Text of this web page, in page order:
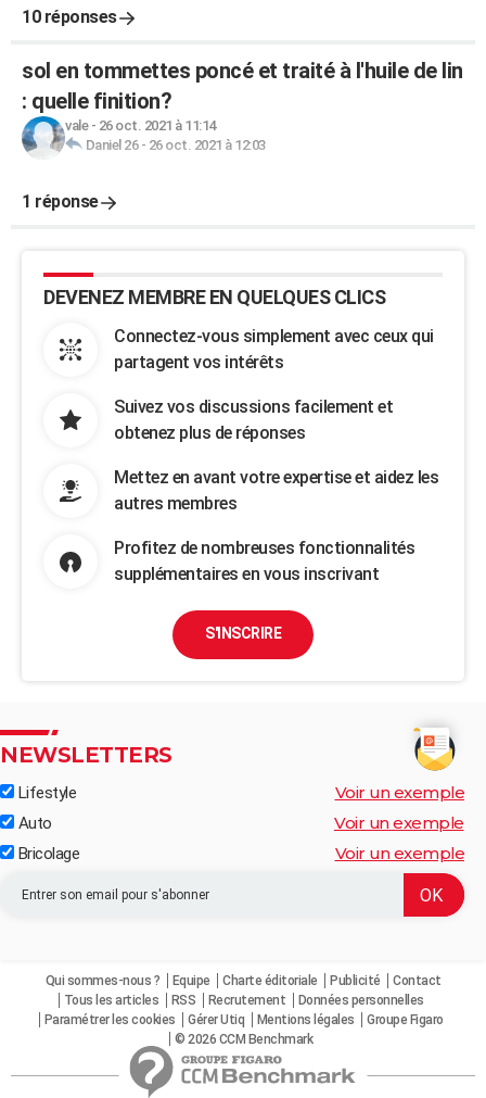
10 réponses
sol en tommettes poncé et traité à l'huile de lin
: quelle finition?
vale- 26 oct. 2021 à 11:14
Daniel 26- 26 oct. 2021 à 12:03
1 réponse
DEVENEZ MEMBRE EN QUELQUES CLICS
Connectez-vous simplement avec ceux qui
partagent vos intérêts
Suivez vos discussions facilement et
obtenez plus de réponses
Mettez en avant votre expertise et aidez les
autres membres
Profitez de nombreuses fonctionnalités
supplémentaires en vous inscrivant
S'INSCRIRE
NEWSLETTERS
Lifestyle Voir un exemple
Auto Voir un exemple
Bricolage Voir un exemple
Qui sommes-nous ? Equipe Charte éditoriale Publicité
Contact
Tous les articles
RSS Recrutement
Données personnelles
Paramétrer les cookies
Gérer Utiq Mentions légales
Groupe Figaro
© 2026 CCM Benchmark